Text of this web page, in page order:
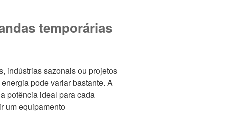
temporárias
indústrias sazonais ou projetos
pode variar bastante. A
potência ideal para cada
um equipamento